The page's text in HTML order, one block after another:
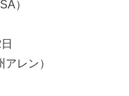
）
レン）